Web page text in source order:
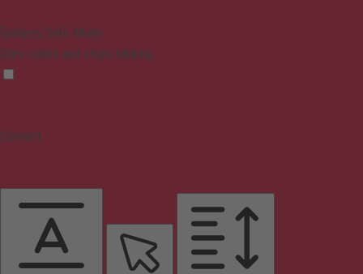
Epilepsy Safe Mode
Dims colors and stops blinking
Content